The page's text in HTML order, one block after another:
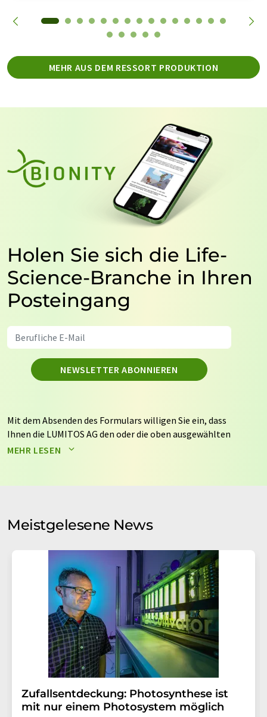
MEHR AUS DEM RESSORT PRODUKTION
Holen Sie sich die Life-
Science-Branche in Ihren
Posteingang
NEWSLETTER ABONNIEREN
Mit dem Absenden des Formulars willigen Sie ein, dass
Ihnen die LUMITOS AG den oder die oben ausgewählten
Newsletter per E-Mail zusendet. Ihre Daten werden
auf Basis unsererDatenschutzerklärung. LUMITOS darf
Meinungsforschung per E-Mail kontaktieren. Ihre
Einwilligung können Sie jederzeit ohne Angabe von
Str. 2, 12489 Berlin oder per E-Mail unter
widerruf@lumitos.com mit Wirkung für die Zukunft
widerrufen. Zudem ist in jeder E-Mail ein Link zur
Abbestellung des entsprechenden Newsletters
enthalten.
MEHR LESEN
Meistgelesene News
Zufallsentdeckung: Photosynthese ist
mit nur einem Photosystem möglich